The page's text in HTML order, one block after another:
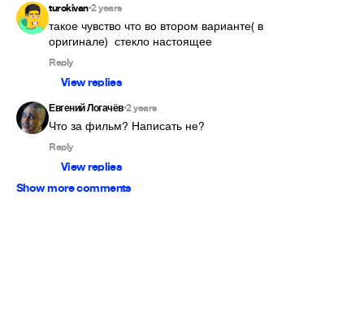
turokivan•2 years
такое чувство что во втором варианте( в
оригинале)  стекло настоящее
Reply
View replies
Евгений Логачёв•2 years
Что за фильм? Написать не?
Reply
View replies
Show more comments